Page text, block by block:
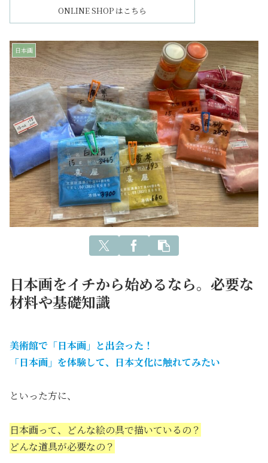
ONLINE SHOP はこちら
日本画
日本画をイチから始めるなら。必要な
材料や基礎知識
美術館で「日本画」と出会った！
「日本画」を体験して、日本文化に触れてみたい
といった方に、
日本画って、どんな絵の具で描いているの？
どんな道具が必要なの？